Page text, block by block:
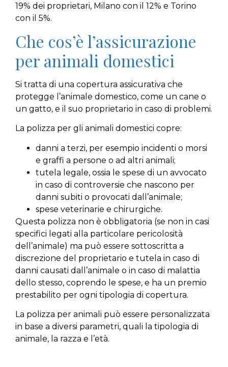
19% dei proprietari, Milano con il 12% e Torino
con il 5%.
Che cos’è l’assicurazione
per animali domestici
Si tratta di una copertura assicurativa che
protegge l’animale domestico, come un cane o
un gatto, e il suo proprietario in caso di problemi.
La polizza per gli animali domestici copre:
danni a terzi, per esempio incidenti o morsi
e graffi a persone o ad altri animali;
tutela legale, ossia le spese di un avvocato
in caso di controversie che nascono per
danni subiti o provocati dall’animale;
spese veterinarie e chirurgiche.
Questa polizza non è obbligatoria (se non in casi
specifici legati alla particolare pericolosità
dell’animale) ma può essere sottoscritta a
discrezione del proprietario e tutela in caso di
danni causati dall’animale o in caso di malattia
dello stesso, coprendo le spese, e ha un premio
prestabilito per ogni tipologia di copertura.
La polizza per animali può essere personalizzata
in base a diversi parametri, quali la tipologia di
animale, la razza e l’età.